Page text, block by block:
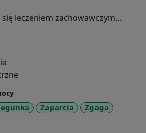
leczeniem zachowawczym
przełyku,
i dwunastnicy,
Zaparcia
Zgaga